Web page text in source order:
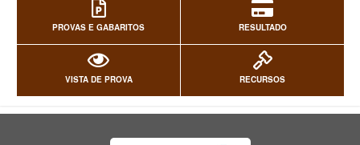
PROVAS E GABARITOS RESULTADO
VISTA DE PROVA RECURSOS